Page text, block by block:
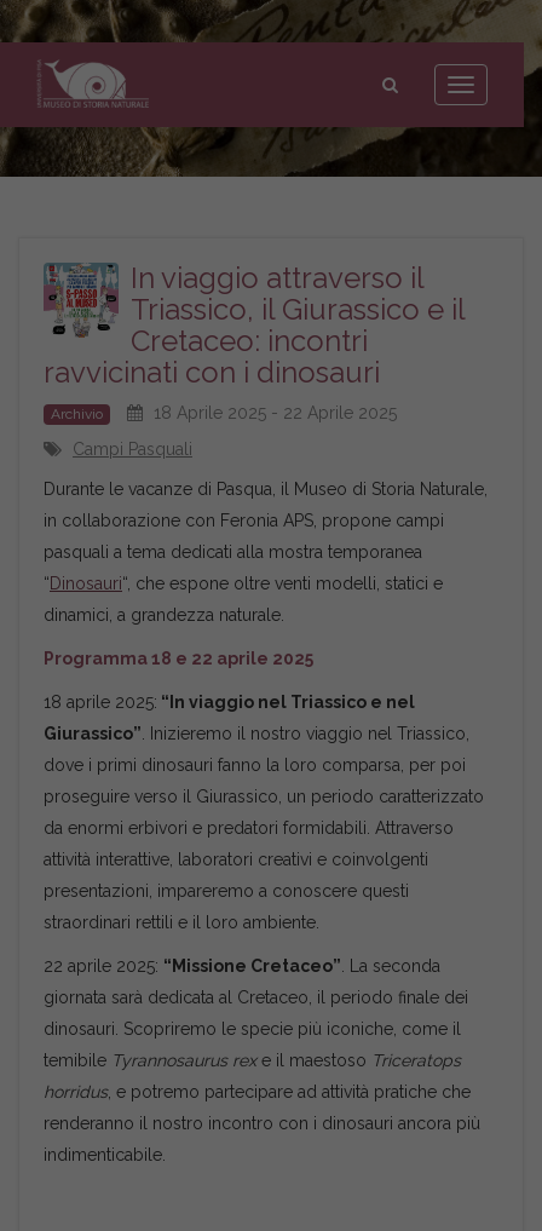
Toggle
navigation
Museo
di
Storia
Naturale
dell'Università
In viaggio attraverso il
Triassico, il Giurassico e il
Cretaceo: incontri
ravvicinati con i dinosauri
Archivio
18 Aprile 2025 - 22 Aprile 2025
Campi Pasquali
Durante le vacanze di Pasqua, il Museo di Storia Naturale,
in collaborazione con Feronia APS, propone campi
pasquali a tema dedicati alla mostra temporanea
“Dinosauri“, che espone oltre venti modelli, statici e
dinamici, a grandezza naturale.
Programma 18 e 22 aprile 2025
18 aprile 2025: “In viaggio nel Triassico e nel
Giurassico” . Inizieremo il nostro viaggio nel Triassico,
dove i primi dinosauri fanno la loro comparsa, per poi
proseguire verso il Giurassico, un periodo caratterizzato
da enormi erbivori e predatori formidabili. Attraverso
attività interattive, laboratori creativi e coinvolgenti
presentazioni, impareremo a conoscere questi
straordinari rettili e il loro ambiente.
22 aprile 2025: “Missione Cretaceo” . La seconda
giornata sarà dedicata al Cretaceo, il periodo finale dei
dinosauri. Scopriremo le specie più iconiche, come il
temibile Tyrannosaurus rexe il maestoso Triceratops
horridus, e potremo partecipare ad attività pratiche che
renderanno il nostro incontro con i dinosauri ancora più
indimenticabile.